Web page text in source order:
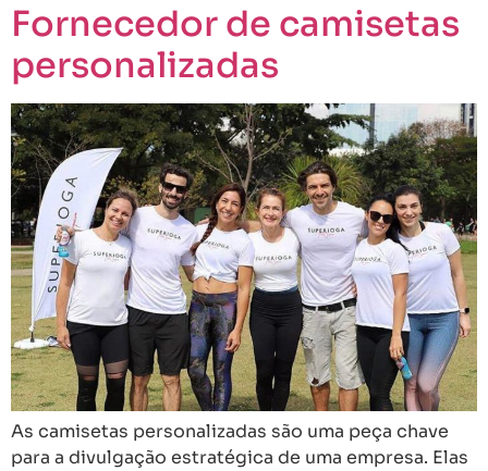
Fornecedor de camisetas
personalizadas
As camisetas personalizadas são uma peça chave
para a divulgação estratégica de uma empresa. Elas